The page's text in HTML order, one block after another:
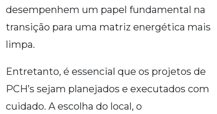
desempenhem um papel fundamental na
transição para uma matriz energética mais
limpa.
Entretanto, é essencial que os projetos de
PCH’s sejam planejados e executados com
cuidado. A escolha do local, o